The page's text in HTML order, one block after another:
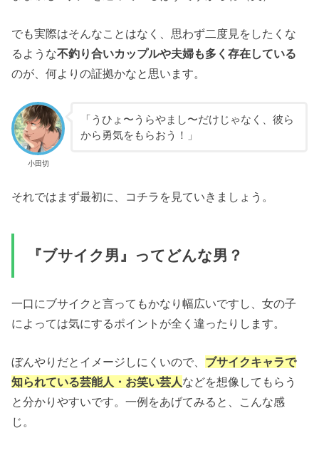
でも実際はそんなことはなく、思わず二度見をしたくな
るような不釣り合いカップルや夫婦も多く存在している
のが、何よりの証拠かなと思います。
小田切
「うひょ〜うらやまし〜だけじゃなく、彼ら
から勇気をもらおう！」
それではまず最初に、コチラを見ていきましょう。
『ブサイク男』ってどんな男？
一口にブサイクと言ってもかなり幅広いですし、女の子
によっては気にするポイントが全く違ったりします。
ぼんやりだとイメージしにくいので、 ブサイクキャラで
知られている芸能人・お笑い芸人などを想像してもらう
と分かりやすいです。一例をあげてみると、こんな感
じ。